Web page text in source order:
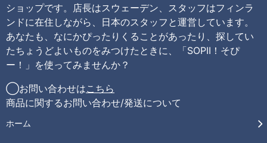
ショップです。店長はスウェーデン、スタッフはフィンラ
ンドに在住しながら、日本のスタッフと運営しています。
あなたも、なにかぴったりくることがあったり、探してい
たちょうどよいものをみつけたときに、「SOPII！そぴ
ー！」を使ってみませんか？
◯お問い合わせはこちら
商品に関するお問い合わせ/発送について
ホーム